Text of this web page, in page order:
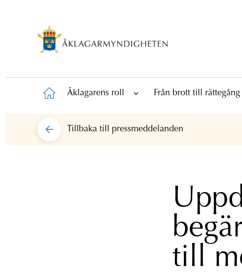
Åklagarens roll Från brott till rättegång
Tillbaka till pressmeddelanden
till